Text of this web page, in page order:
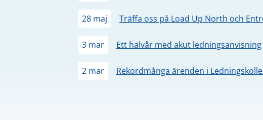
28 maj Träffa oss på Load Up North och
3 mar Ett halvår med akut ledningsanvisning
2 mar
Rekordmånga ärenden i